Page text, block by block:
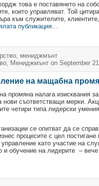
това е поставянето на
които управляват. Той
към служителите,
публикация…
, мениджмънт
, Мениджмънт on September
на мащабна
промяна налага изисквания
нови съответстващи мерки.
четири типа лидерски
се опитват да се
процесите с цел
като участие на
и обучение на лидерите –